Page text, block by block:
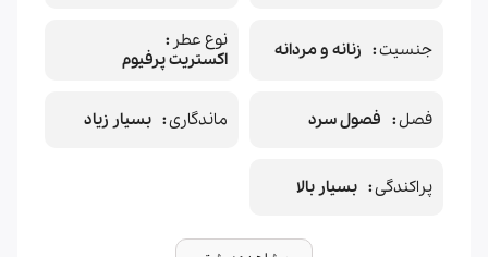
جنسیت زنانه و مردانه
نوع عطر
اکستریت پرفیوم
فصل فصول سرد ماندگاری بسیار زیاد
پراکندگی بسیار بالا